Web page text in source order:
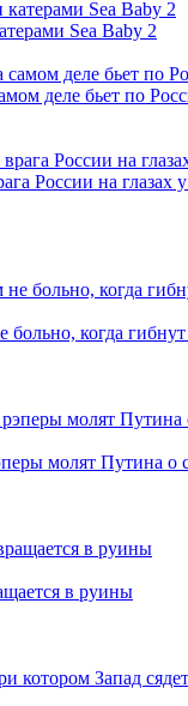
Sea Baby 2
деле бьет по
России на глазах
когда
молят Путина о
в руины